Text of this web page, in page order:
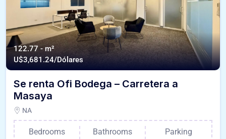
122.77 - m²
U$3,681.24/Dólares
Se renta Ofi Bodega – Carretera a
Masaya
NA
Bedrooms
Bathrooms
Parking